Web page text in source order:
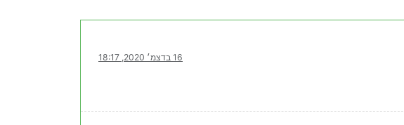
16 בדצמ׳ 2020, 18:17